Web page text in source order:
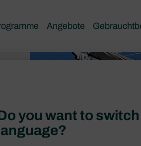
Angebote
you want to